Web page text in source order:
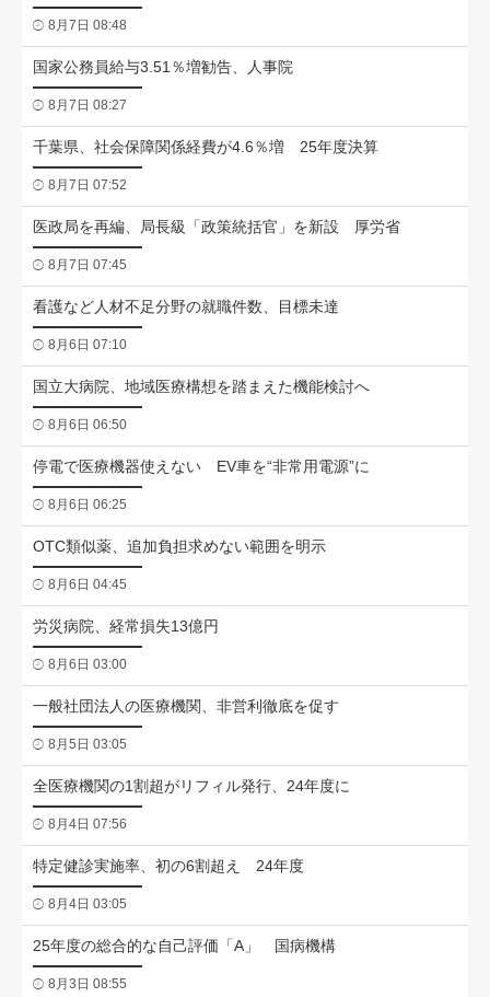
8月7日 08:48
国家公務員給与3.51％増勧告、人事院
8月7日 08:27
千葉県、社会保障関係経費が4.6％増 25年度決算
8月7日 07:52
医政局を再編、局長級「政策統括官」を新設 厚労省
8月7日 07:45
看護など人材不足分野の就職件数、目標未達
8月6日 07:10
国立大病院、地域医療構想を踏まえた機能検討へ
8月6日 06:50
停電で医療機器使えない EV車を“非常用電源”に
8月6日 06:25
OTC類似薬、追加負担求めない範囲を明示
8月6日 04:45
労災病院、経常損失13億円
8月6日 03:00
一般社団法人の医療機関、非営利徹底を促す
8月5日 03:05
全医療機関の1割超がリフィル発行、24年度に
8月4日 07:56
特定健診実施率、初の6割超え 24年度
8月4日 03:05
25年度の総合的な自己評価「A」 国病機構
8月3日 08:55